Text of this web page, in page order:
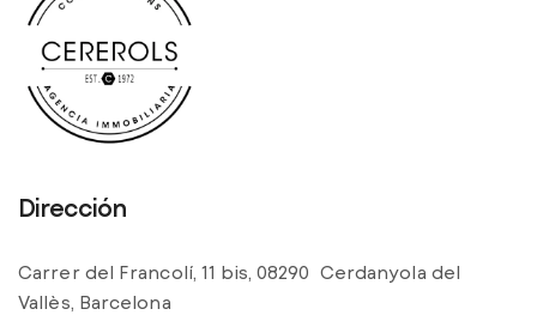
Dirección
Carrer del Francolí, 11 bis, 08290 Cerdanyola del
Vallès, Barcelona